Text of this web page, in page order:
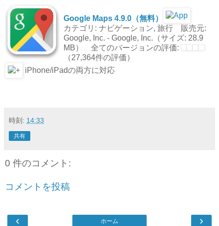
Google Maps 4.9.0（無料）
カテゴリ: ナビゲーション, 旅行 販売元:
Google, Inc. - Google, Inc.（サイズ: 28.9
MB） 全てのバージョンの評価:
（27,364件の評価）
iPhone/iPadの両方に対応
時刻: 14:33
共有
0 件のコメント:
コメントを投稿
‹ ›
ホーム